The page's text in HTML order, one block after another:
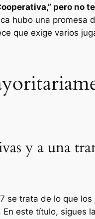
pero no
hubo una promesa
que exige varios
y a una
se trata de lo que
En este título, sigues